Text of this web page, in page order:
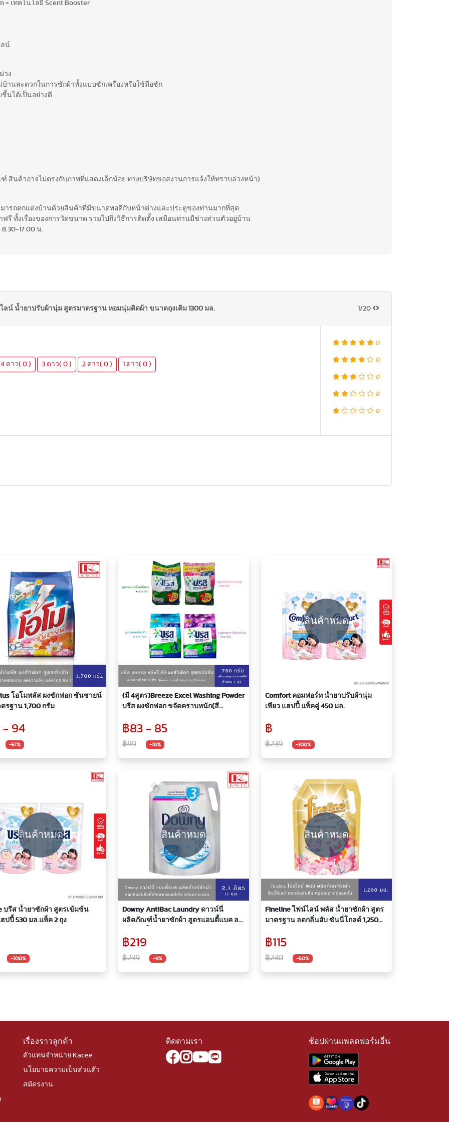
เทคโนโลยี Scent Booster
น์
วง
นสะดวกในการซักผ้าทั้งแบบซักเครื่องหรือใช้มือซัก
นได้เป็นอย่างดี
สินค้าอาจไม่ตรงกับภาพที่แสดงเล็กน้อย ทางบริษัทขอสงวนการแจ้งให้ทราบล่วงหน้า)
ามารถตกแต่งบ้านด้วยสินค้าที่มีขนาดพอดีกับหน้าต่างและประตูของท่านมากที่สุด
ฟรี ทั้งเรื่องของการวัดขนาด รวมไปถึงวิธีการติดตั้ง เสมือนท่านมีช่างส่วนตัวอยู่บ้าน
17.00 น.
ลน์ น้ำยาปรับผ้านุ่ม สูตรมาตรฐาน หอมนุ่มติดผ้า ขนาดถุงเติม 1300 มล. 1/20
4 ดาว( 0 ) 3 ดาว( 0 ) 2 ดาว( 0 ) 1 ดาว( 0 )
0
0
0
0
0
โอโมพลัส ผงซักฟอก ซันชายน์
รฐาน 1,700 กรัม
- 94
-51%
(มี 4สูตร)Breeze Excel Washing Powder
บรีส ผงซักฟอก ขจัดคราบหนัก(สี
ก.
฿83 - 85
฿99 -16%
สินค้าหมด
Comfort คอมฟอร์ท น้ำยาปรับผ้านุ่ม
เพียว แฮปปี้ แพ็คคู่ 450 มล.
฿
฿239 -100%
สินค้าหมด
บรีส น้ำยาซักผ้า สูตรเข้มข้น
ปปี้ 530 มล.แพ็ค 2 ถุง
-100%
สินค้าหมด
Downy AntiBac Laundry ดาวน์นี่
ผลิตภัณฑ์น้ำยาซักผ้า สูตรแอนตี้แบค ลด
฿219
฿239 -9%
สินค้าหมด
Fineline ไฟน์ไลน์ พลัส น้ำยาซักผ้า สูตร
มาตรฐาน ลดกลิ่นอับ ซันนี่โกลด์ 1,250
฿115
฿230 -50%
เรื่องราวลูกค้า
ตัวแทนจำหน่าย Kacee
นโยบายความเป็นส่วนตัว
สมัครงาน
ติดตามเรา ช้อปผ่านแพลตฟอร์มอื่น